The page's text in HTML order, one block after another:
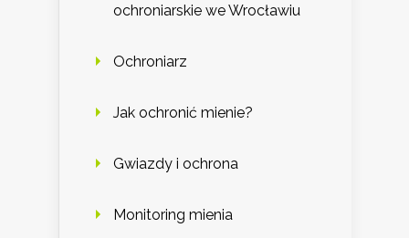
ochroniarskie we Wrocławiu
Ochroniarz
Jak ochronić mienie?
Gwiazdy i ochrona
Monitoring mienia